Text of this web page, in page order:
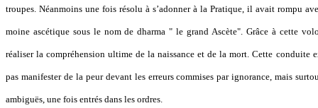
troupes. Néanmoins une fois résolu à s’adonner à la Pratique, il avait rompu
moine ascétique sous le nom de dharma " le grand Ascète". Grâce à cette
réaliser la compréhension ultime de la naissance et de la mort. Cette conduite
pas manifester de la peur devant les erreurs commises par ignorance, mais
ambiguës, une fois entrés dans les ordres.